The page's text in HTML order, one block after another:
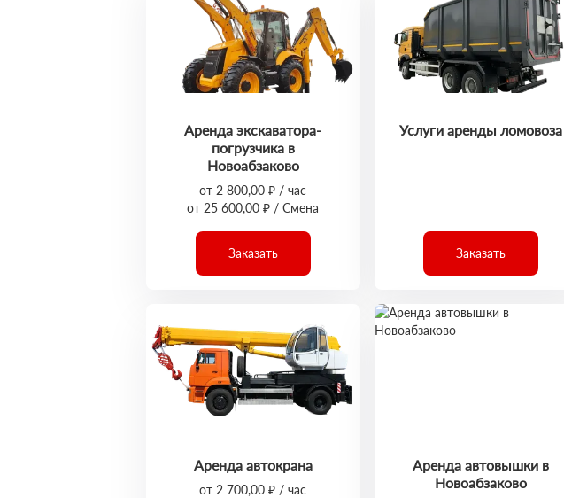
Аренда экскаватора-
погрузчика в
Новоабзаково
от 2 800,00 ₽ / час
от 25 600,00 ₽ / Смена
Заказать
Услуги аренды ломовоза
Заказать
Аренда автокрана
от 2 700,00 ₽ / час
Аренда автовышки в
Новоабзаково